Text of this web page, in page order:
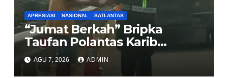
APRESIASI NASIONAL SATLANTAS
“Jumat Berkah” Bripka
Taufan Polantas Karib
Bagikan Nasi Kotak untuk
Sopir Truk yang Mogok di KM
AGU 7, 2026 ADMIN